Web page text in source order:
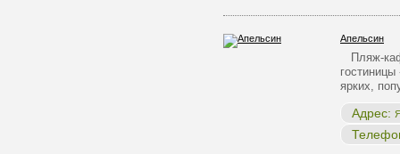
Апельсин
Пляж-
ярких,
Адрес: